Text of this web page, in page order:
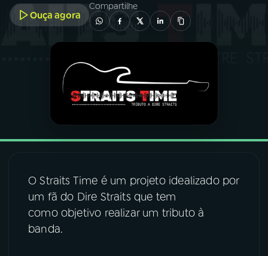
PROGRAMAS
ÚLTIMAS
08FESTIVAL DE MÚSICA
Ouça agora
Compartilhe
O Straits Time é um projeto idealizado por
um fã do Dire Straits que tem
como objetivo realizar um tributo à
banda.